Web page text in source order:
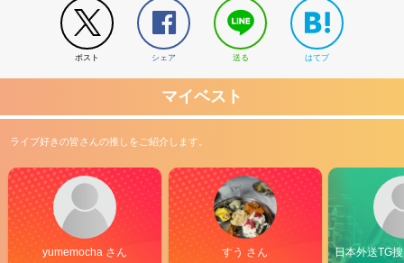
ポスト シェア 送る はてブ
マイベスト
ライブ好きの皆さんの推しをご紹介します。
yumemocha さん すう さん 日本外送TG